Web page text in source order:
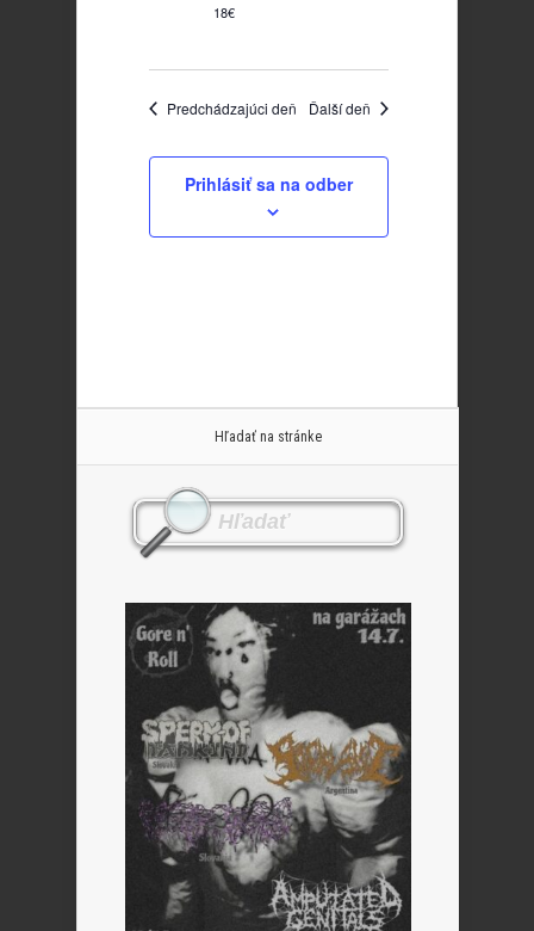
18€
Predchádzajúci deň Ďalší deň
Prihlásiť sa na odber
Hľadať na stránke